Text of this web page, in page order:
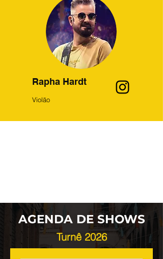
Rapha Hardt
Violão
AGENDA DE SHOWS
Turnê 2026